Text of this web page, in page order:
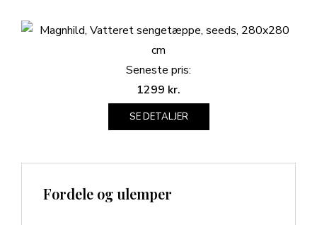
Fordele og ulemper
Seneste pris:
1299 kr.
SE DETALJER